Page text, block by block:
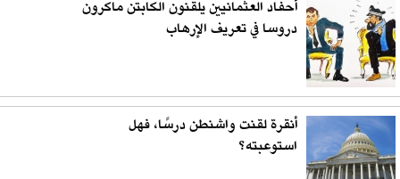
أحفاد العثمانيين يلقنون الكابتن ماكرون
دروسا في تعريف الإرهاب
أنقرة لقنت واشنطن درسًا، فهل
استوعبته؟